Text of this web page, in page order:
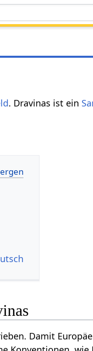
. Dravinas ist ein
Damit